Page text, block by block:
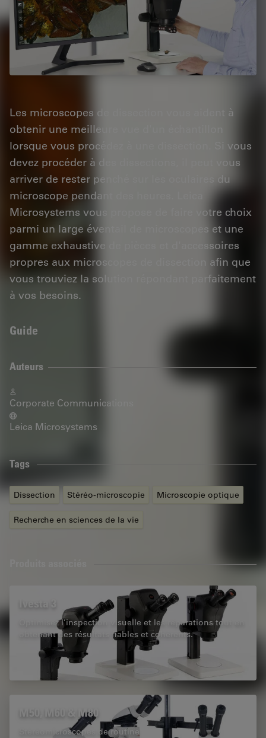
Les microscopes de dissection vous aident à
obtenir une meilleure vue d'un échantillon
lorsque vous procédez à une dissection. Si vous
devez procéder à des dissections, il peut vous
arriver de rester penché sur les oculaires du
microscope pendant des heures. Leica
Microsystems vous propose de faire votre choix
parmi un large éventail de microscopes et une
gamme exhaustive de pièces et d'accessoires
propres aux microscopes de dissection afin que
vous trouviez la solution répondant parfaitement
à vos besoins.
Guide
Auteurs
Corporate Communications
Leica Microsystems
Tags
Dissection Stéréo-microscopie Microscopie optique
Recherche en sciences de la vie
Ivesta 3
Optimisez l’inspection visuelle et les réparations tout en
obtenant des résultats fiables et cohérents.
M50, M60 & M80
Stéréomicroscopes de routine